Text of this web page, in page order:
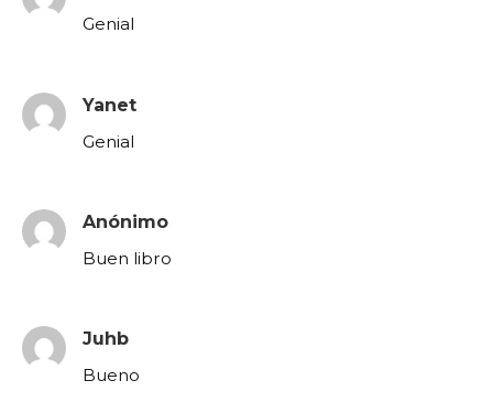
Genial
Yanet
Genial
Anónimo
Buen libro
Juhb
Bueno